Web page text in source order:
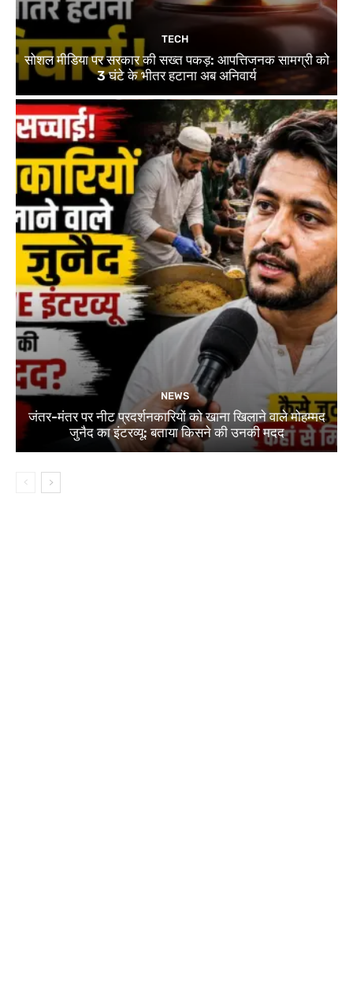
TECH
सोशल मीडिया पर सरकार की सख्त पकड़: आपत्तिजनक सामग्री को
3 घंटे के भीतर हटाना अब अनिवार्य
NEWS
जंतर-मंतर पर नीट प्रदर्शनकारियों को खाना खिलाने वाले मोहम्मद
जुनैद का इंटरव्यू: बताया किसने की उनकी मदद